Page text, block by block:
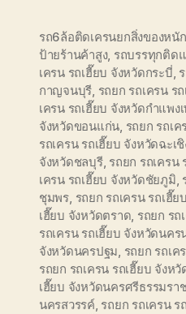
รถ6ล้อติดเครนยกสิ่งของหนั
ป้ายร้านค้าสูง, รถบรรทุกติด
เครน รถเฮี๊ยบ จังหวัดกระบี่,
กาญจนบุรี, รถยก รถเครน ร
เครน รถเฮี๊ยบ จังหวัดกำแพง
จังหวัดขอนแก่น, รถยก รถเ
รถเครน รถเฮี๊ยบ จังหวัดฉะเชิ
จังหวัดชลบุรี, รถยก รถเครน
เครน รถเฮี๊ยบ จังหวัดชัยภูมิ,
ชุมพร, รถยก รถเครน รถเฮี๊
เฮี๊ยบ จังหวัดตราด, รถยก รถ
รถเครน รถเฮี๊ยบ จังหวัดนคร
จังหวัดนครปฐม, รถยก รถเ
รถยก รถเครน รถเฮี๊ยบ จังห
เฮี๊ยบ จังหวัดนครศรีธรรมรา
นครสวรรค์, รถยก รถเครน